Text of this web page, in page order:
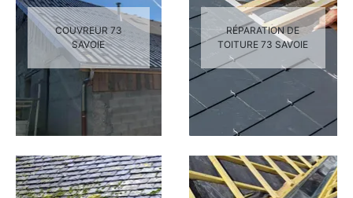
COUVREUR 73
SAVOIE
RÉPARATION DE
TOITURE 73 SAVOIE